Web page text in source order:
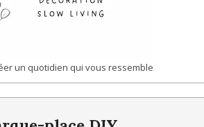
un quotidien qui vous ressemble